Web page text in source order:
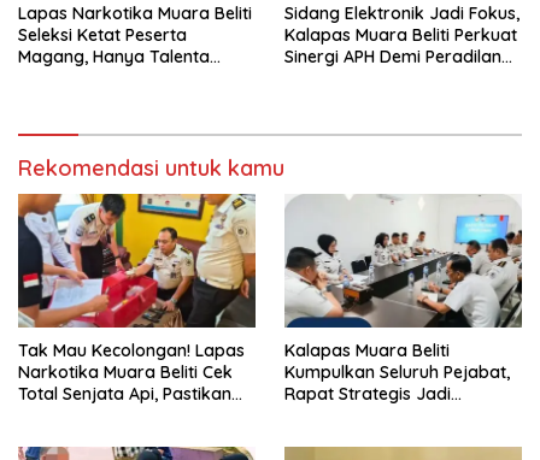
Lapas Narkotika Muara Beliti
Seleksi Ketat Peserta
Magang, Hanya Talenta
Sidang Elektronik Jadi Fokus,
Kalapas Muara Beliti Perkuat
Sinergi APH Demi Peradilan
Rekomendasi untuk kamu
Tak Mau Kecolongan! Lapas
Narkotika Muara Beliti Cek
Total Senjata Api, Pastikan
Kalapas Muara Beliti
Kumpulkan Seluruh Pejabat,
Rapat Strategis Jadi